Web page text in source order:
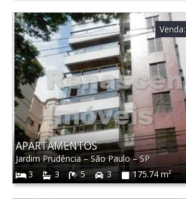
APARTAMENTOS
Jardim Prudência–São Paulo–SP
3
3 5 3 175.74 m²
Venda: